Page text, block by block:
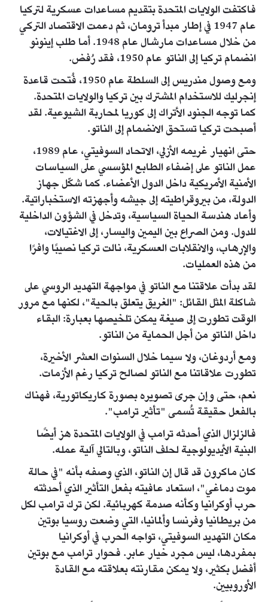
فاكتفت الولايات المتحدة بتقديم مساعدات عسكرية لتركيا
عام 1947 في إطار مبدأ ترومان، ثم دعمت الاقتصاد التركي
من خلال مساعدات مارشال عام 1948. أما طلب إينونو
انضمام تركيا إلى الناتو عام 1950، فقد رُفض.
ومع وصول مندريس إلى السلطة عام 1950، فُتحت قاعدة
إنجرليك للاستخدام المشترك بين تركيا والولايات المتحدة.
كما توجه الجنود الأتراك إلى كوريا لمحاربة الشيوعية. لقد
أصبحت تركيا تستحق الانضمام إلى الناتو.
حتى انهيار غريمه الأزلي، الاتحاد السوفيتي، عام 1989،
عمل الناتو على إضفاء الطابع المؤسسي على السياسات
الأمنية الأمريكية داخل الدول الأعضاء. كما شكّل جهاز
الدولة، من بيروقراطيته إلى جيشه وأجهزته الاستخباراتية.
وأعاد هندسة الحياة السياسية، وتدخل في الشؤون الداخلية
للدول. ومن الصراع بين اليمين واليسار، إلى الاغتيالات،
والإرهاب، والانقلابات العسكرية، نالت تركيا نصيبًا وافرًا
من هذه العمليات.
لقد بدأت علاقتنا مع الناتو في مواجهة التهديد الروسي على
شاكلة المثل القائل: "الغريق يتعلق بالحية"، لكنها مع مرور
الوقت تطورت إلى صيغة يمكن تلخيصها بعبارة: البقاء
داخل الناتو من أجل الحماية من الناتو.
ومع أردوغان، ولا سيما خلال السنوات العشر الأخيرة،
تطورت علاقاتنا مع الناتو لصالح تركيا رغم الأزمات.
نعم، حتى وإن جرى تصويره بصورة كاريكاتورية، فهناك
بالفعل حقيقة تُسمى "تأثير ترامب".
فالزلزال الذي أحدثه ترامب في الولايات المتحدة هز أيضًا
البنية الأيديولوجية لحلف الناتو، وبالتالي آلية عمله.
كان ماكرون قد قال إن الناتو، الذي وصفه بأنه "في حالة
موت دماغي"، استعاد عافيته بفعل التأثير الذي أحدثته
حرب أوكرانيا وكأنه صدمة كهربائية. لكن ترك ترامب لكل
من بريطانيا وفرنسا وألمانيا، التي وضعت روسيا بوتين
مكان التهديد السوفيتي، تواجه الحرب في أوكرانيا
بمفردها، ليس مجرد خيار عابر. فحوار ترامب مع بوتين
أفضل بكثير، ولا يمكن مقارنته بعلاقته مع القادة
الأوروبيين.